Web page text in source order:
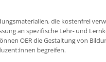
die kostenfrei
an spezifische Lehr- und
OER die Gestaltung von
begreifen.